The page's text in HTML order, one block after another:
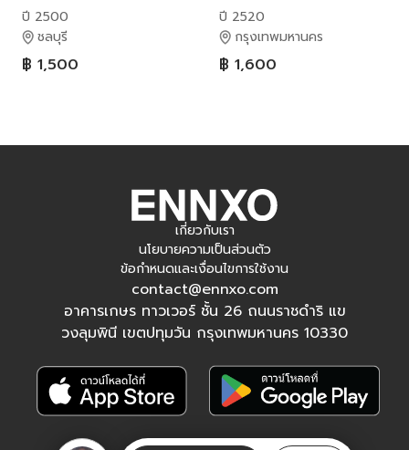
ปี 2500
ชลบุรี
฿ 1,500
พระ
ปี 2520
กรุงเทพมหานคร
฿ 1,600
เกี่ยวกับเรา
นโยบายความเป็นส่วนตัว
ข้อกำหนดและเงื่อนไขการใช้งาน
contact@ennxo.com
อาคารเกษร ทาวเวอร์ ชั้น 26 ถนนราชดำริ แข
วงลุมพินี เขตปทุมวัน กรุงเทพมหานคร 10330